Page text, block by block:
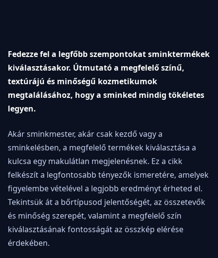
Fedezze fel a legfőbb szempontokat sminktermékek
kiválasztásakor. Útmutató a megfelelő színű,
textúrájú és minőségű kozmetikumok
megtalálásához, hogy a sminked mindig tökéletes
legyen.
Akár sminkmester, akár csak kezdő vagy a
sminkelésben, a megfelelő termékek kiválasztása a
kulcsa egy makulátlan megjelenésnek. Ez a cikk
felkészít a legfontosabb tényezők ismeretére, amelyek
figyelembe vételével a legjobb eredményt érheted el.
Tekintsük át a bőrtípusod jelentőségét, az összetevők
és minőség szerepét, valamint a megfelelő szín
kiválasztásának fontosságát az összkép elérése
érdekében.